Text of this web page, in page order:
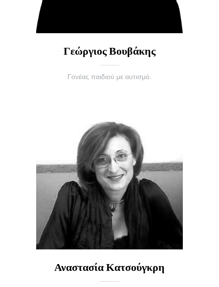
Γεώργιος Βουβάκης
Γονέας παιδιού με αυτισμό.
Αναστασία Κατσούγκρη